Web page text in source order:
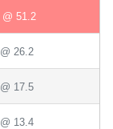
@ 51.2
@ 26.2
@ 17.5
@ 13.4